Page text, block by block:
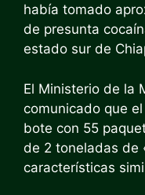
había tomado
de presunta
estado sur de
El Ministerio de la
comunicado que
bote con 55
de 2 toneladas de
características